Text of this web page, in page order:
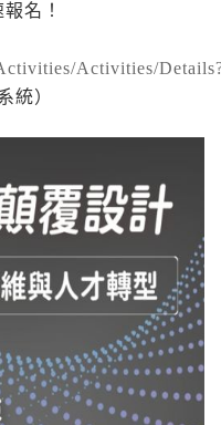
名！
Activities/
統）